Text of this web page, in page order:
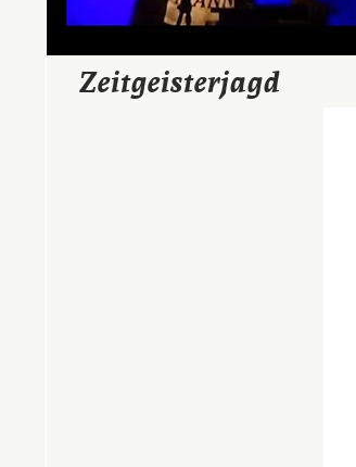
Zeitgeisterjagd
Suchen